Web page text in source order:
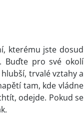
kterému jste dosud
Buďte pro své okolí
trvalé vztahy a
tam, kde vládne
odejde. Pokud se